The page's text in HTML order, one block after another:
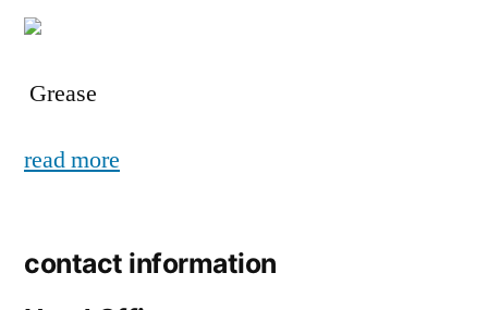
Grease
read more
contact information